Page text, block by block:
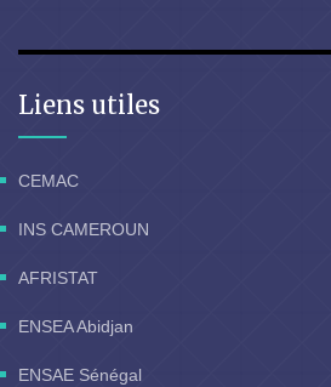
Liens utiles
CEMAC
INS CAMEROUN
AFRISTAT
ENSEA Abidjan
ENSAE Sénégal